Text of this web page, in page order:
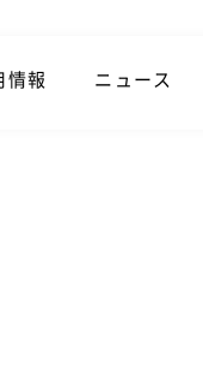
情報 ニュース